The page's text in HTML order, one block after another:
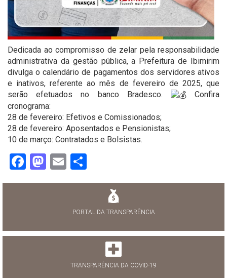
Dedicada ao compromisso de zelar pela responsabilidade
administrativa da gestão pública, a Prefeitura de Ibimirim
divulga o calendário de pagamentos dos servidores ativos
e inativos, referente ao mês de fevereiro de 2025, que
serão efetuados no banco Bradesco.
Confira
cronograma:
28 de fevereiro: Efetivos e Comissionados;
28 de fevereiro: Aposentados e Pensionistas;
10 de março: Contratados e Bolsistas.
Facebook
Mastodon
Email
PORTAL DA TRANSPARÊNCIA
TRANSPARÊNCIA DA COVID-19